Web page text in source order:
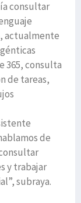
consultar
actualmente
365, consulta
de tareas,
de
y trabajar
subraya.